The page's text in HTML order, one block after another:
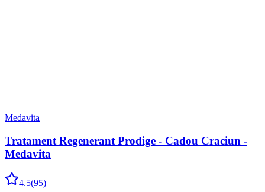
Medavita
Tratament Regenerant Prodige - Cadou Craciun -
Medavita
4.5(95)